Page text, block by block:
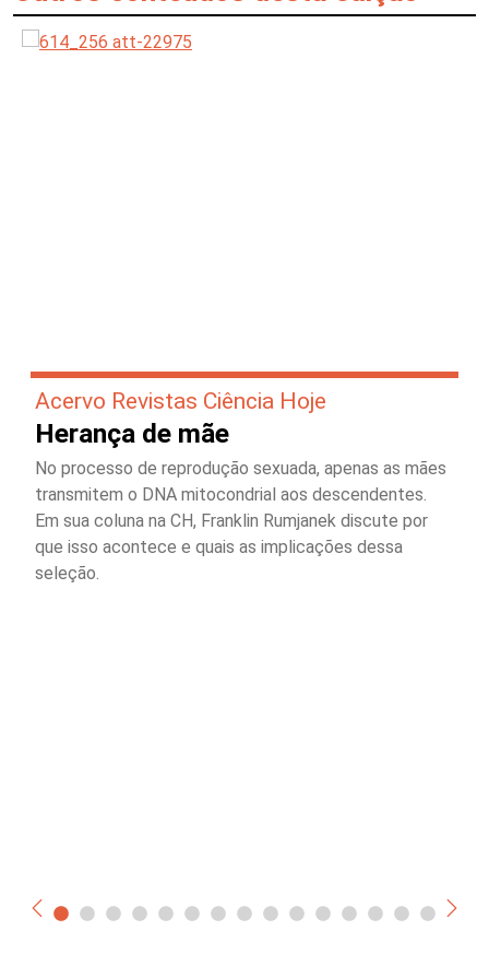
Acervo Revistas Ciência Hoje
Herança de mãe
No processo de reprodução sexuada, apenas as mães
transmitem o DNA mitocondrial aos descendentes.
Em sua coluna na CH, Franklin Rumjanek discute por
que isso acontece e quais as implicações dessa
seleção.